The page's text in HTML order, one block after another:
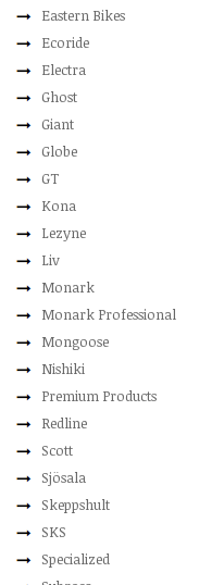
Eastern Bikes
Ecoride
Electra
Ghost
Giant
Globe
GT
Kona
Lezyne
Liv
Monark
Monark Professional
Mongoose
Nishiki
Premium Products
Redline
Scott
Sjösala
Skeppshult
SKS
Specialized